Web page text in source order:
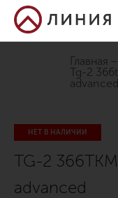
Главная
tg-2 366tkm custom tactical
advanced
НЕТ В НАЛИЧИИ
TG-2
advanced